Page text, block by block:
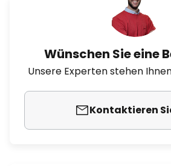
Wünschen Sie eine
Unsere Experten stehen
Kontaktieren